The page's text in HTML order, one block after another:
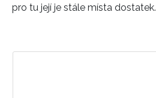
pro tu její je stále místa dostatek.